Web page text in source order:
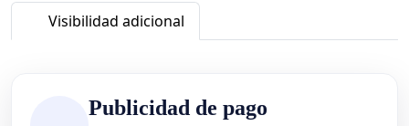
Visibilidad adicional
Publicidad de pago